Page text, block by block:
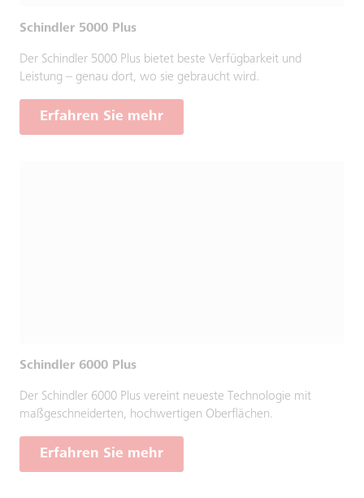
Schindler 5000 Plus
Der Schindler 5000 Plus bietet beste Verfügbarkeit und
Leistung – genau dort, wo sie gebraucht wird.
Erfahren Sie mehr
Schindler 6000 Plus
Der Schindler 6000 Plus vereint neueste Technologie mit
maßgeschneiderten, hochwertigen Oberflächen.
Erfahren Sie mehr